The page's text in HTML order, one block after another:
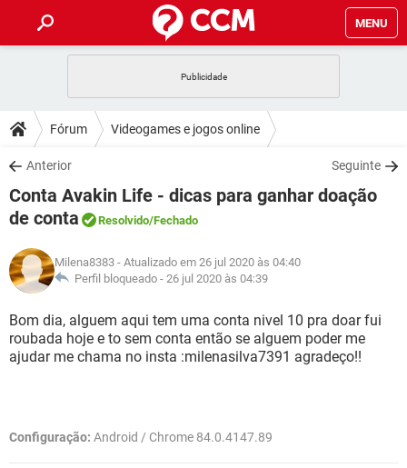
MENU
CELULAR FACEBOOK
OUTLOOK
INSTAGRAM GMAIL
GUIA DE COMPRAS
DICAS
JOGOS WHATSAPP
OUTLOOK
GUIA DE COMPRAS
DOWNLOADS
JOGOS WHATSAPP
CELULAR
OUTLOOK EXCEL
INSTAGRAM
GUIA DE COMPRAS
FÓRUM
CELULAR FACEBOOK
INSTAGRAM GMAIL
GUIA DE COMPRAS
GLOSSÁRIO
JOGOS
CELULAR FACEBOOK
OUTLOOK EXCEL
Fórum Videogames e jogos online
Anterior Seguinte
Conta Avakin Life - dicas para ganhar doação
de conta
Resolvido/Fechado
Milena8383 - Atualizado em 26 jul 2020 às 04:40
Perfil bloqueado - 26 jul 2020 às 04:39
Bom dia, alguem aqui tem uma conta nivel 10 pra doar fui
roubada hoje e to sem conta então se alguem poder me
ajudar me chama no insta :milenasilva7391 agradeço!!
Configuração: Android / Chrome 84.0.4147.89